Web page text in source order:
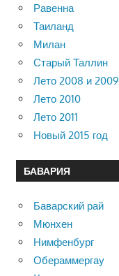
Равенна
Таиланд
Милан
Старый Таллин
Лето 2008 и 2009
Лето 2010
Лето 2011
Новый 2015 год
БАВАРИЯ
Баварский рай
Мюнхен
Нимфенбург
Обераммергау